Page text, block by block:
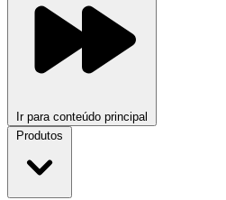
Ir para conteúdo principal
Produtos